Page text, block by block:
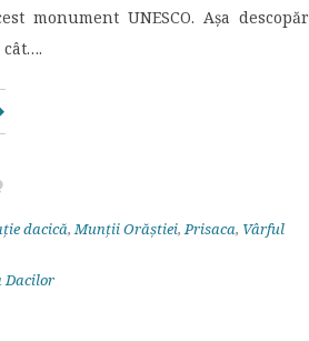
monument UNESCO. Așa descopăr
dacică,Munții Orăștiei,Prisaca, Vârful
Dacilor